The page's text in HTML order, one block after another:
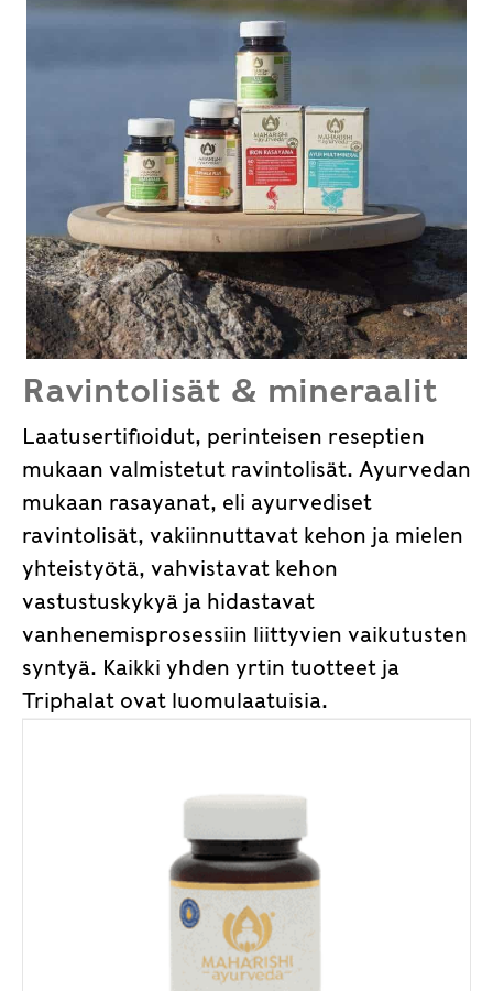
Ravintolisät & mineraalit
Laatusertifioidut, perinteisen reseptien
mukaan valmistetut ravintolisät. Ayurvedan
mukaan rasayanat, eli ayurvediset
ravintolisät, vakiinnuttavat kehon ja mielen
yhteistyötä, vahvistavat kehon
vastustuskykyä ja hidastavat
vanhenemisprosessiin liittyvien vaikutusten
syntyä. Kaikki yhden yrtin tuotteet ja
Triphalat ovat luomulaatuisia.